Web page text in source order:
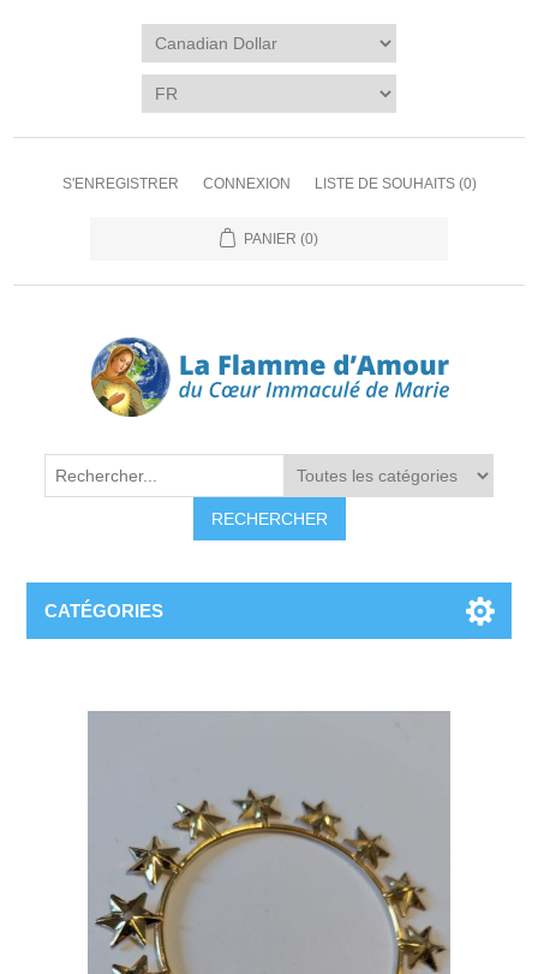
S'ENREGISTRER CONNEXION LISTE DE SOUHAITS (0)
PANIER (0)
RECHERCHER
CATÉGORIES